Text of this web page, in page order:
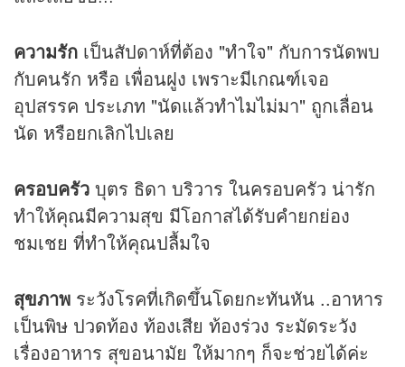
ความรัก เป็นสัปดาห์ที่ต้อง "ทำใจ" กับการนัดพบ
กับคนรัก หรือ เพื่อนฝูง เพราะมีเกณฑ์เจอ
อุปสรรค ประเภท "นัดแล้วทำไมไม่มา" ถูกเลื่อน
นัด หรือยกเลิกไปเลย
ครอบครัว บุตร ธิดา บริวาร ในครอบครัว น่ารัก
ทำให้คุณมีความสุข มีโอกาสได้รับคำยกย่อง
ชมเชย ที่ทำให้คุณปลื้มใจ
สุขภาพ ระวังโรคที่เกิดขึ้นโดยกะทันหัน ..อาหาร
เป็นพิษ ปวดท้อง ท้องเสีย ท้องร่วง ระมัดระวัง
เรื่องอาหาร สุขอนามัย ให้มากๆ ก็จะช่วยได้ค่ะ